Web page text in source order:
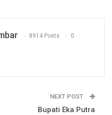
8914 Posts 0
NEXT POST
Bupati Eka Putra